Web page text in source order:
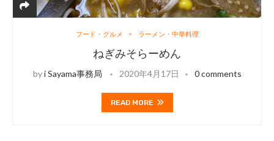
フード・グルメ ラーメン・中華料理
ねぎみそらーめん
byi Sayama事務局 2020年4月17日 0 comments
READ MORE